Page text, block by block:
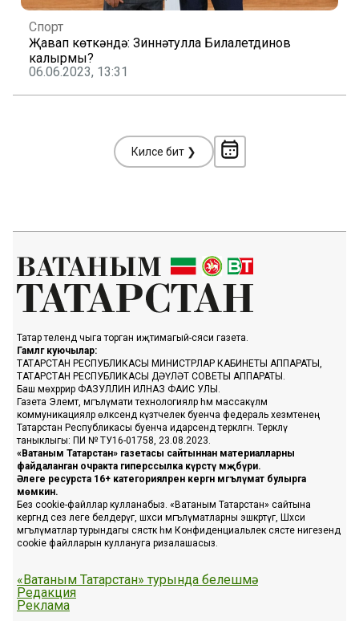
Спорт
Җавап көткәндә: Зиннәтулла Билалетдинов
калырмы?
06.06.2023, 13:31
Киләсе бит ❯
Татар телендә чыга торган иҗтимагый-сәяси газета.
Гамәлгә куючылар:
ТАТАРСТАН РЕСПУБЛИКАСЫ МИНИСТРЛАР КАБИНЕТЫ АППАРАТЫ,
ТАТАРСТАН РЕСПУБЛИКАСЫ ДӘҮЛӘТ СОВЕТЫ АППАРАТЫ.
Баш мөхәррир ФАЗУЛЛИН ИЛНАЗ ФАИС УЛЫ.
Газета Элемтә, мәгълүмати технологияләр һәм массакүләм
коммуникацияләр өлкәсендә күзәтчелек буенча федераль хезмәтенең
Татарстан Республикасы буенча идарәсендә теркәлгән. Теркәлү
таныклыгы: ПИ № ТУ16-01758, 23.08.2023.
«Ватаным Татарстан» газетасы сайтыннан материалларны
файдаланган очракта гиперссылка күрсәтү мәҗбүри.
Әлеге ресурста 16+ категорияләренә кергән мәгълүмат булырга
мөмкин.
Без cookie-файллар кулланабыз. «Ватаным Татарстан» сайтына
кергәндә сез әлеге белдерүгә, шәхси мәгълүматларны эшкәртүгә, Шәхси
мәгълүматлар турындагы сәясәткә һәм Конфиденциальлек сәясәте нигезендә
cookie файлларын куллануга ризалашасыз.
«Ватаным Татарстан» турында белешмә
Редакция
Реклама